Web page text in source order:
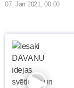
07. Jan 2021, 00:00